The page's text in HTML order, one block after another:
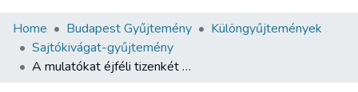
Communities & Collections
All of DSpace
Home Budapest Gyűjtemény
Különgyűjtemények
Sajtókivágat-gyűjtemény
A mulatókat éjféli tizenkét órakor kell bezárni